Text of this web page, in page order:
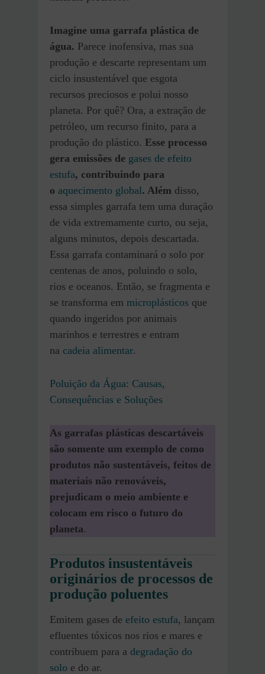
Imagine uma garrafa plástica de
água. Parece inofensiva, mas sua
produção e descarte representam um
ciclo insustentável que esgota
recursos preciosos e polui nosso
planeta. Por quê? Ora, a extração de
petróleo, um recurso finito, para a
produção do plástico. Esse processo
gera emissões de gases de efeito
estufa, contribuindo para
o aquecimento global. Além disso,
essa simples garrafa tem uma duração
de vida extremamente curto, ou seja,
alguns minutos, depois descartada.
Essa garrafa contaminará o solo por
centenas de anos, poluindo o solo,
rios e oceanos. Então, se fragmenta e
se transforma em microplásticos que
quando ingeridos por animais
marinhos e terrestres e entram
na cadeia alimentar.
Poluição da Água: Causas,
Consequências e Soluções
As garrafas plásticas descartáveis
são somente um exemplo de como
produtos não sustentáveis, feitos de
materiais não renováveis,
prejudicam o meio ambiente e
colocam em risco o futuro do
planeta.
Produtos insustentáveis
originários de processos de
produção poluentes
Emitem gases de efeito estufa, lançam
efluentes tóxicos nos rios e mares e
contribuem para a degradação do
solo e do ar.